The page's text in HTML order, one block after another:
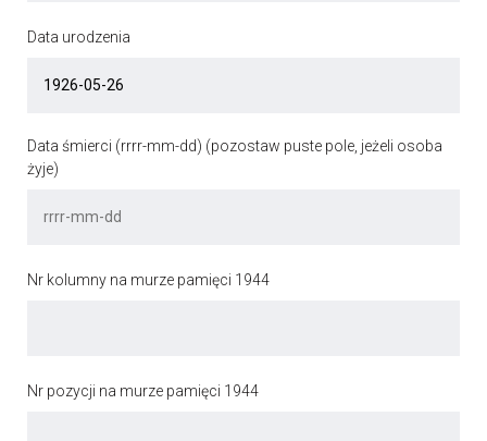
Data urodzenia
Data śmierci (rrrr-mm-dd) (pozostaw puste pole, jeżeli osoba
żyje)
Nr kolumny na murze pamięci 1944
Nr pozycji na murze pamięci 1944